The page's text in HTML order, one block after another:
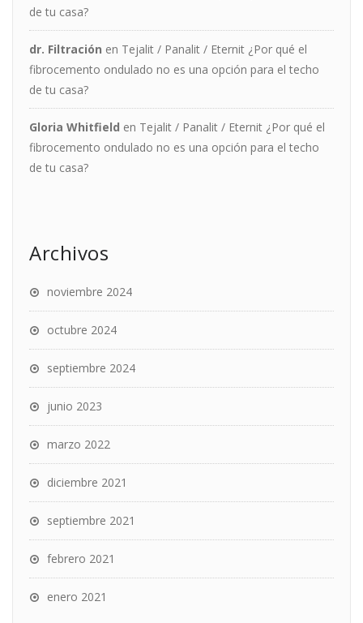
de tu casa?
dr. Filtración en Tejalit / Panalit / Eternit ¿Por qué el
fibrocemento ondulado no es una opción para el techo
de tu casa?
Gloria Whitfield en Tejalit / Panalit / Eternit ¿Por qué el
fibrocemento ondulado no es una opción para el techo
de tu casa?
Archivos
noviembre 2024
octubre 2024
septiembre 2024
junio 2023
marzo 2022
diciembre 2021
septiembre 2021
febrero 2021
enero 2021